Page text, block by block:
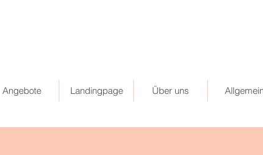
Angebote Landingpage Über uns